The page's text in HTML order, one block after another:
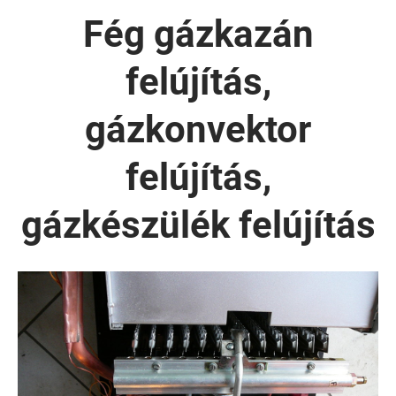
Fég gázkazán
felújítás,
gázkonvektor
felújítás,
gázkészülék felújítás